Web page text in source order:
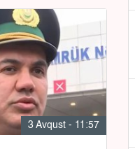
3 Avqust - 11:57